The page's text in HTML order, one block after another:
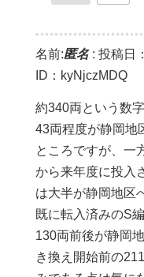
名前:匿名: 投稿日
ID：kyNjczMDQ
約340両という数
43両程度が静岡地
ところですが、一
から来年度に投入
は大半が静岡地区
既に転入済みのS
130両前後が静岡
き換え開始前の